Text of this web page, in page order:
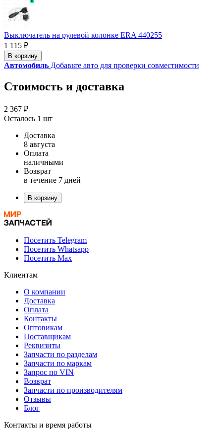
Выключатель на рулевой колонке ERA 440255
1 115 ₽
В корзину
Автомобиль Добавьте авто для проверки совместимости
Стоимость и доставка
2 367 ₽
Осталось 1 шт
Доставка
8 августа
Оплата
наличными
Возврат
в течение 7 дней
В корзину
Посетить Telegram
Посетить Whatsapp
Посетить Max
Клиентам
О компании
Доставка
Оплата
Контакты
Оптовикам
Поставщикам
Реквизиты
Запчасти по разделам
Запчасти по маркам
Запрос по VIN
Возврат
Запчасти по производителям
Отзывы
Блог
Контакты и время работы